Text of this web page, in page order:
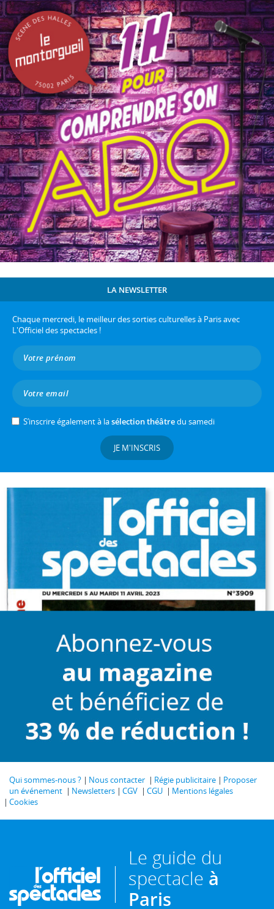
LA NEWSLETTER
Chaque mercredi, le meilleur des sorties culturelles à Paris avec
L'Officiel des spectacles !
S’inscrire également à lasélection théâtredu samedi
JE M'INSCRIS
Qui sommes-nous ? Nous contacter Régie publicitaire
Proposer
un événement
Newsletters CGV CGU
Mentions légales
Cookies
Le guide du
spectacle à
Paris